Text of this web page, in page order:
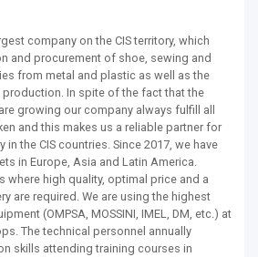
company on the CIS territory, which
and procurement of shoe, sewing and
from metal and plastic as well as the
In spite of the fact that the
growing our company always fulfill all
and this makes us a reliable partner for
the CIS countries. Since 2017, we have
in Europe, Asia and Latin America.
where high quality, optimal price and a
are required. We are using the highest
(OMPSA, MOSSINI, IMEL, DM, etc.) at
The technical personnel annually
skills attending training courses in